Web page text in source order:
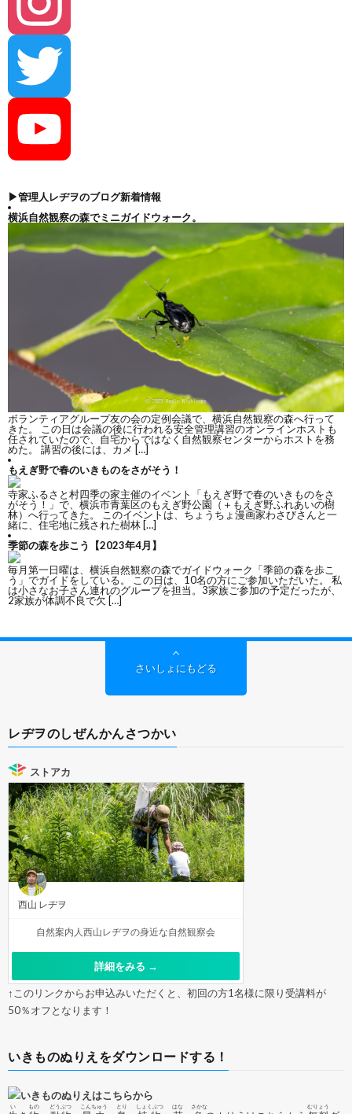
s
t
r
a
m
w
i
e
r
Y
o
u
b
e
n
n
l
▶管理人レヂヲのブログ新着情報
横浜自然観察の森でミニガイドウォーク。
ボランティアグループ友の会の定例会議で、横浜自然観察の森へ行って
きた。 この日は会議の後に行われる安全管理講習のオンラインホストも
任されていたので、自宅からではなく自然観察センターからホストを務
めた。 講習の後には、カメ […]
もえぎ野で春のいきものをさがそう！
寺家ふるさと村四季の家主催のイベント「もえぎ野で春のいきものをさ
がそう！」で、横浜市青葉区のもえぎ野公園（＋もえぎ野ふれあいの樹
林）へ行ってきた。 このイベントは、ちょうちょ漫画家わさびさんと一
緒に、住宅地に残された樹林 […]
季節の森を歩こう【2023年4月】
毎月第一日曜は、横浜自然観察の森でガイドウォーク「季節の森を歩こ
う」でガイドをしている。 この日は、10名の方にご参加いただいた。 私
は小さなお子さん連れのグループを担当。3家族ご参加の予定だったが、
2家族が体調不良で欠 […]
さいしょにもどる
レヂヲのしぜんかんさつかい
ストアカ
西山 レヂヲ
自然案内人西山レヂヲの身近な自然観察会
詳細をみる →
↑このリンクからお申込みいただくと、初回の方1名様に限り受講料が
50％オフとなります！
いきものぬりえをダウンロードする！
い もの どうぶつ こんちゅう とり しょくぶつ はな さかな むりょう